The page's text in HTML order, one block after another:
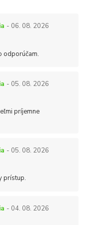
- 06. 08. 2026
odporúčam.
- 05. 08. 2026
príjemne
- 05. 08. 2026
prístup.
- 04. 08. 2026